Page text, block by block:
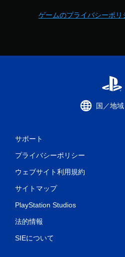
ゲームのプライバシーポリ
国／地
サポート
プライバシーポリシー
ウェブサイト利用規約
サイトマップ
PlayStation Studios
法的情報
SIEについて